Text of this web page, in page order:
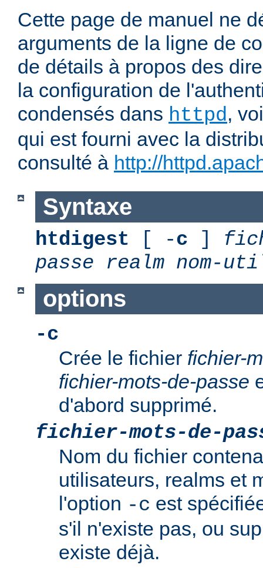
Cette page de manuel ne
arguments de la ligne de
de détails à propos des
la configuration de
condensés dans httpd,
qui est fourni avec la
consulté à http://
Syntaxe
htdigest [ -c ]
passe
realm nom-
options
-c
Crée le fichier fichier-
fichier-mots-de-passe
d'abord supprimé.
fichier-mots-de-
Nom du fichier
utilisateurs, realms et
l'option -c est
s'il n'existe pas, ou
existe déjà.